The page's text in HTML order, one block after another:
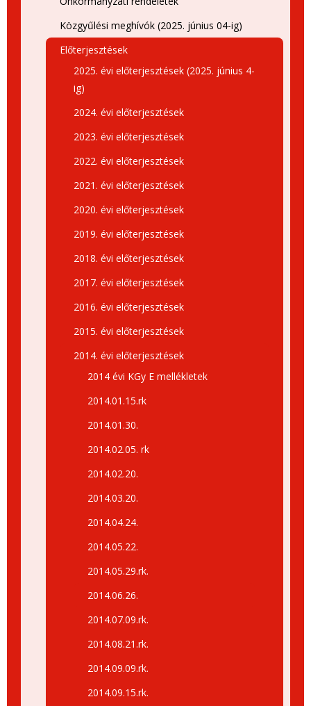
Közgyűlési meghívók (2025. június 04-ig)
Előterjesztések
2025. évi előterjesztések (2025. június 4-
ig)
2024. évi előterjesztések
2023. évi előterjesztések
2022. évi előterjesztések
2021. évi előterjesztések
2020. évi előterjesztések
2019. évi előterjesztések
2018. évi előterjesztések
2017. évi előterjesztések
2016. évi előterjesztések
2015. évi előterjesztések
2014. évi előterjesztések
2014 évi KGy E mellékletek
2014.01.15.rk
2014.01.30.
2014.02.05. rk
2014.02.20.
2014.03.20.
2014.04.24.
2014.05.22.
2014.05.29.rk.
2014.06.26.
2014.07.09.rk.
2014.08.21.rk.
2014.09.09.rk.
2014.09.15.rk.